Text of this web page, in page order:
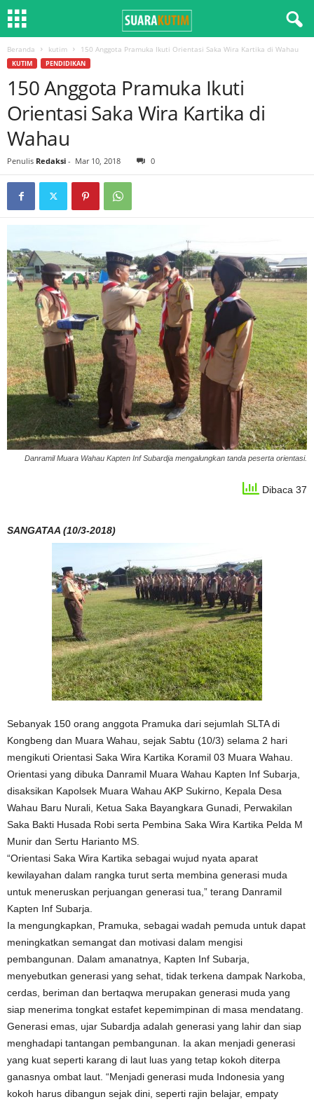
Beranda kutim 150 Anggota Pramuka Ikuti Orientasi Saka Wira Kartika di Wahau
KUTIM PENDIDIKAN
150 Anggota Pramuka Ikuti
Orientasi Saka Wira Kartika di
Wahau
Penulis Redaksi - Mar 10, 2018 0
Danramil Muara Wahau Kapten Inf Subardja mengalungkan tanda peserta orientasi.
Dibaca 37
SANGATAA (10/3-2018)
Sebanyak 150 orang anggota Pramuka dari sejumlah SLTA di
Kongbeng dan Muara Wahau, sejak Sabtu (10/3) selama 2 hari
mengikuti Orientasi Saka Wira Kartika Koramil 03 Muara Wahau.
Orientasi yang dibuka Danramil Muara Wahau Kapten Inf Subarja,
disaksikan Kapolsek Muara Wahau AKP Sukirno, Kepala Desa
Wahau Baru Nurali, Ketua Saka Bayangkara Gunadi, Perwakilan
Saka Bakti Husada Robi serta Pembina Saka Wira Kartika Pelda M
Munir dan Sertu Harianto MS.
“Orientasi Saka Wira Kartika sebagai wujud nyata aparat
kewilayahan dalam rangka turut serta membina generasi muda
untuk meneruskan perjuangan generasi tua,” terang Danramil
Kapten Inf Subarja.
Ia mengungkapkan, Pramuka, sebagai wadah pemuda untuk dapat
meningkatkan semangat dan motivasi dalam mengisi
pembangunan. Dalam amanatnya, Kapten Inf Subarja,
menyebutkan generasi yang sehat, tidak terkena dampak Narkoba,
cerdas, beriman dan bertaqwa merupakan generasi muda yang
siap menerima tongkat estafet kepemimpinan di masa mendatang.
Generasi emas, ujar Subardja adalah generasi yang lahir dan siap
menghadapi tantangan pembangunan. Ia akan menjadi generasi
yang kuat seperti karang di laut luas yang tetap kokoh diterpa
ganasnya ombat laut. “Menjadi generasi muda Indonesia yang
kokoh harus dibangun sejak dini, seperti rajin belajar, empaty